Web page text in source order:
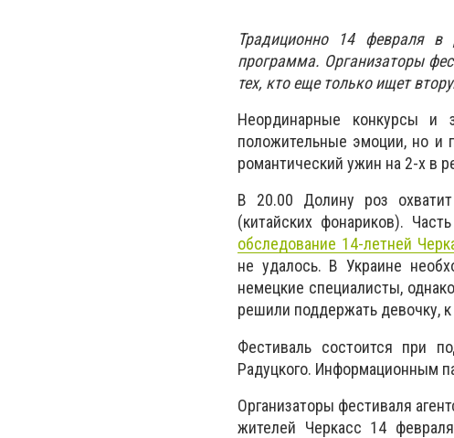
Традиционно 14 февраля в
программа. Организаторы
тех, кто еще только ищет
Неординарные конкурсы и
положительные эмоции, но и
романтический ужин на 2-х в
В 20.00 Долину роз
(китайских фонариков).
обследование 14-летней
не удалось. В Украине
немецкие специалисты,
решили поддержать девочку,
Фестиваль состоится при
Радуцкого. Информационным
Организаторы фестиваля
жителей Черкасс 14